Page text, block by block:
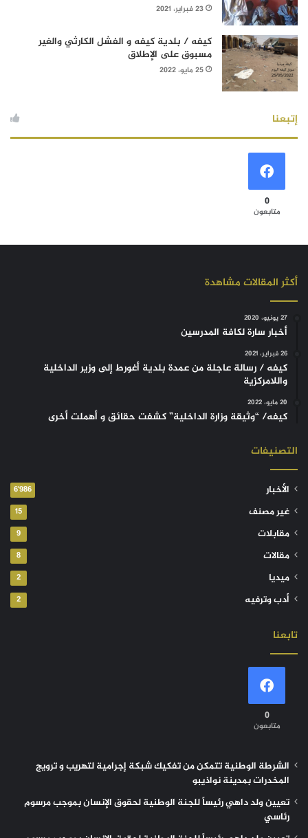
23 فبراير، 2021
كيفه / بلدية كيفه و الفشل الكارثي والغير
مسبوق على الإطلاق
25 مايو، 2022
إتبعنا
0
متابعون
أكثر المقالات مشاهدة
27 يونيو، 2020
أخبار سارة لكافة المدرسين
26 فبراير، 2021
كيفه / رسالة عاجلة من عمدة بلدية أغورط إلى وزير الداخلية
واللامركزية
20 مايو، 2022
كيفه/ “وثيقة وزارة الداخلية” كشفت حقائق و أهملت أخرى
التصنيفات
الأخبار 6٬986
غير مصنف 15
مقابلات 9
مقالات 8
ميديا 2
أدب وترفيه 2
تابعنا
0
متابعون
الشرطة الوطنية تتمكن من تفكيك شبكة إجرامية لتهريب و ترويج
المخدرات بمدينة نواذيبو
تعيين ولد داهي رئيساً للجنة الوطنية لحقوق الإنسان بموجب مرسوم
رئاسي